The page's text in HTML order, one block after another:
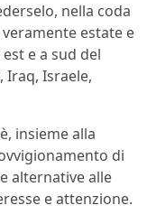
nella coda
estate e
e a sud del
Iraq, Israele,
insieme alla
di
alternative alle
e attenzione.